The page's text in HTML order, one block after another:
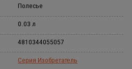
Полесье
0.03 л
4810344055057
Серия Изобретатель